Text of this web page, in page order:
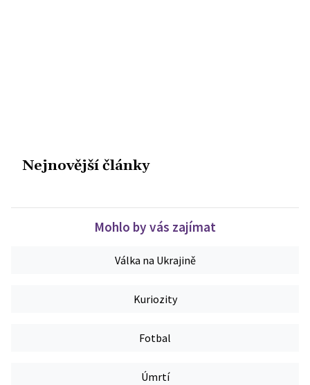
Nejnovější články
Mohlo by vás zajímat
Válka na Ukrajině
Kuriozity
Fotbal
Úmrtí